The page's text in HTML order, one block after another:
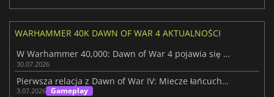
WARHAMMER 40K DAWN OF WAR 4 AKTUALNOŚCI
W Warhammer 40,000: Dawn of War 4 pojawia się frakcja Nekronów
30.07.2026
Pierwsza relacja z Dawn of War IV: Miecze łańcuchowe vs Choppas
3.07.2026 Gameplay